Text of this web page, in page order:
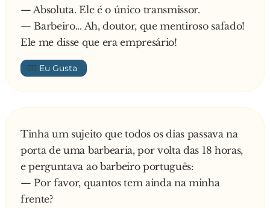
— Absoluta. Ele é o único transmissor.
— Barbeiro... Ah, doutor, que mentiroso safado!
Ele me disse que era empresário!
👍🏼
Tinha um sujeito que todos os dias passava na
porta de uma barbearia, por volta das 18 horas,
e perguntava ao barbeiro português:
— Por favor, quantos tem ainda na minha
frente?